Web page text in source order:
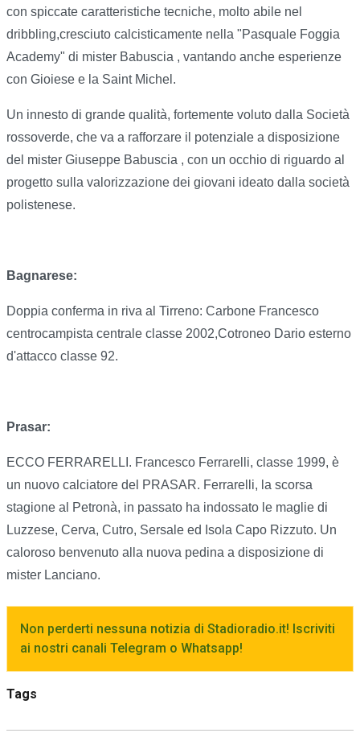
con spiccate caratteristiche tecniche, molto abile nel
dribbling,cresciuto calcisticamente nella "Pasquale Foggia
Academy" di mister Babuscia , vantando anche esperienze
con Gioiese e la Saint Michel.
Un innesto di grande qualità, fortemente voluto dalla Società
rossoverde, che va a rafforzare il potenziale a disposizione
del mister Giuseppe Babuscia , con un occhio di riguardo al
progetto sulla valorizzazione dei giovani ideato dalla società
polistenese.
Bagnarese:
Doppia conferma in riva al Tirreno: Carbone Francesco
centrocampista centrale classe 2002,Cotroneo Dario esterno
d'attacco classe 92.
Prasar:
ECCO FERRARELLI. Francesco Ferrarelli, classe 1999, è
un nuovo calciatore del PRASAR. Ferrarelli, la scorsa
stagione al Petronà, in passato ha indossato le maglie di
Luzzese, Cerva, Cutro, Sersale ed Isola Capo Rizzuto. Un
caloroso benvenuto alla nuova pedina a disposizione di
mister Lanciano.
Non perderti nessuna notizia di Stadioradio.it! Iscriviti
ai nostri canali Telegram o Whatsapp!
Tags